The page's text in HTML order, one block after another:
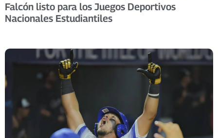
Falcón listo para los Juegos Deportivos
Nacionales Estudiantiles